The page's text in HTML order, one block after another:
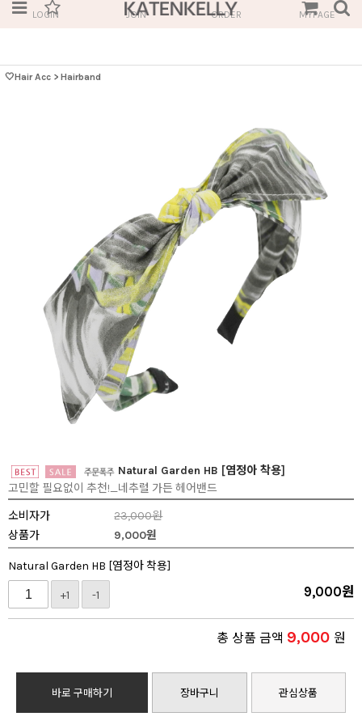
LOGIN JOIN ORDER MYPAGE
🤍Hair Acc > Hairband
Natural Garden HB [염정아 착용]
고민할 필요없이 추천!_네추럴 가든 헤어밴드
소비자가
23,000원
상품가
9,000원
Natural Garden HB [염정아 착용]
+1 -1 9,000원
총 상품 금액 9,000 원
바로 구매하기 장바구니 관심상품